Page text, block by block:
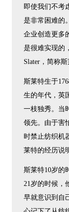
即使我们不考
是非常困难的
企业创造更多
是很难实现的
Slater，简称
斯莱特生于
生的年代，英
一枝独秀。当
领先。由于害
时禁止纺织机
莱特的经历说
斯莱特10岁的
21岁的时候，
早就意识到自